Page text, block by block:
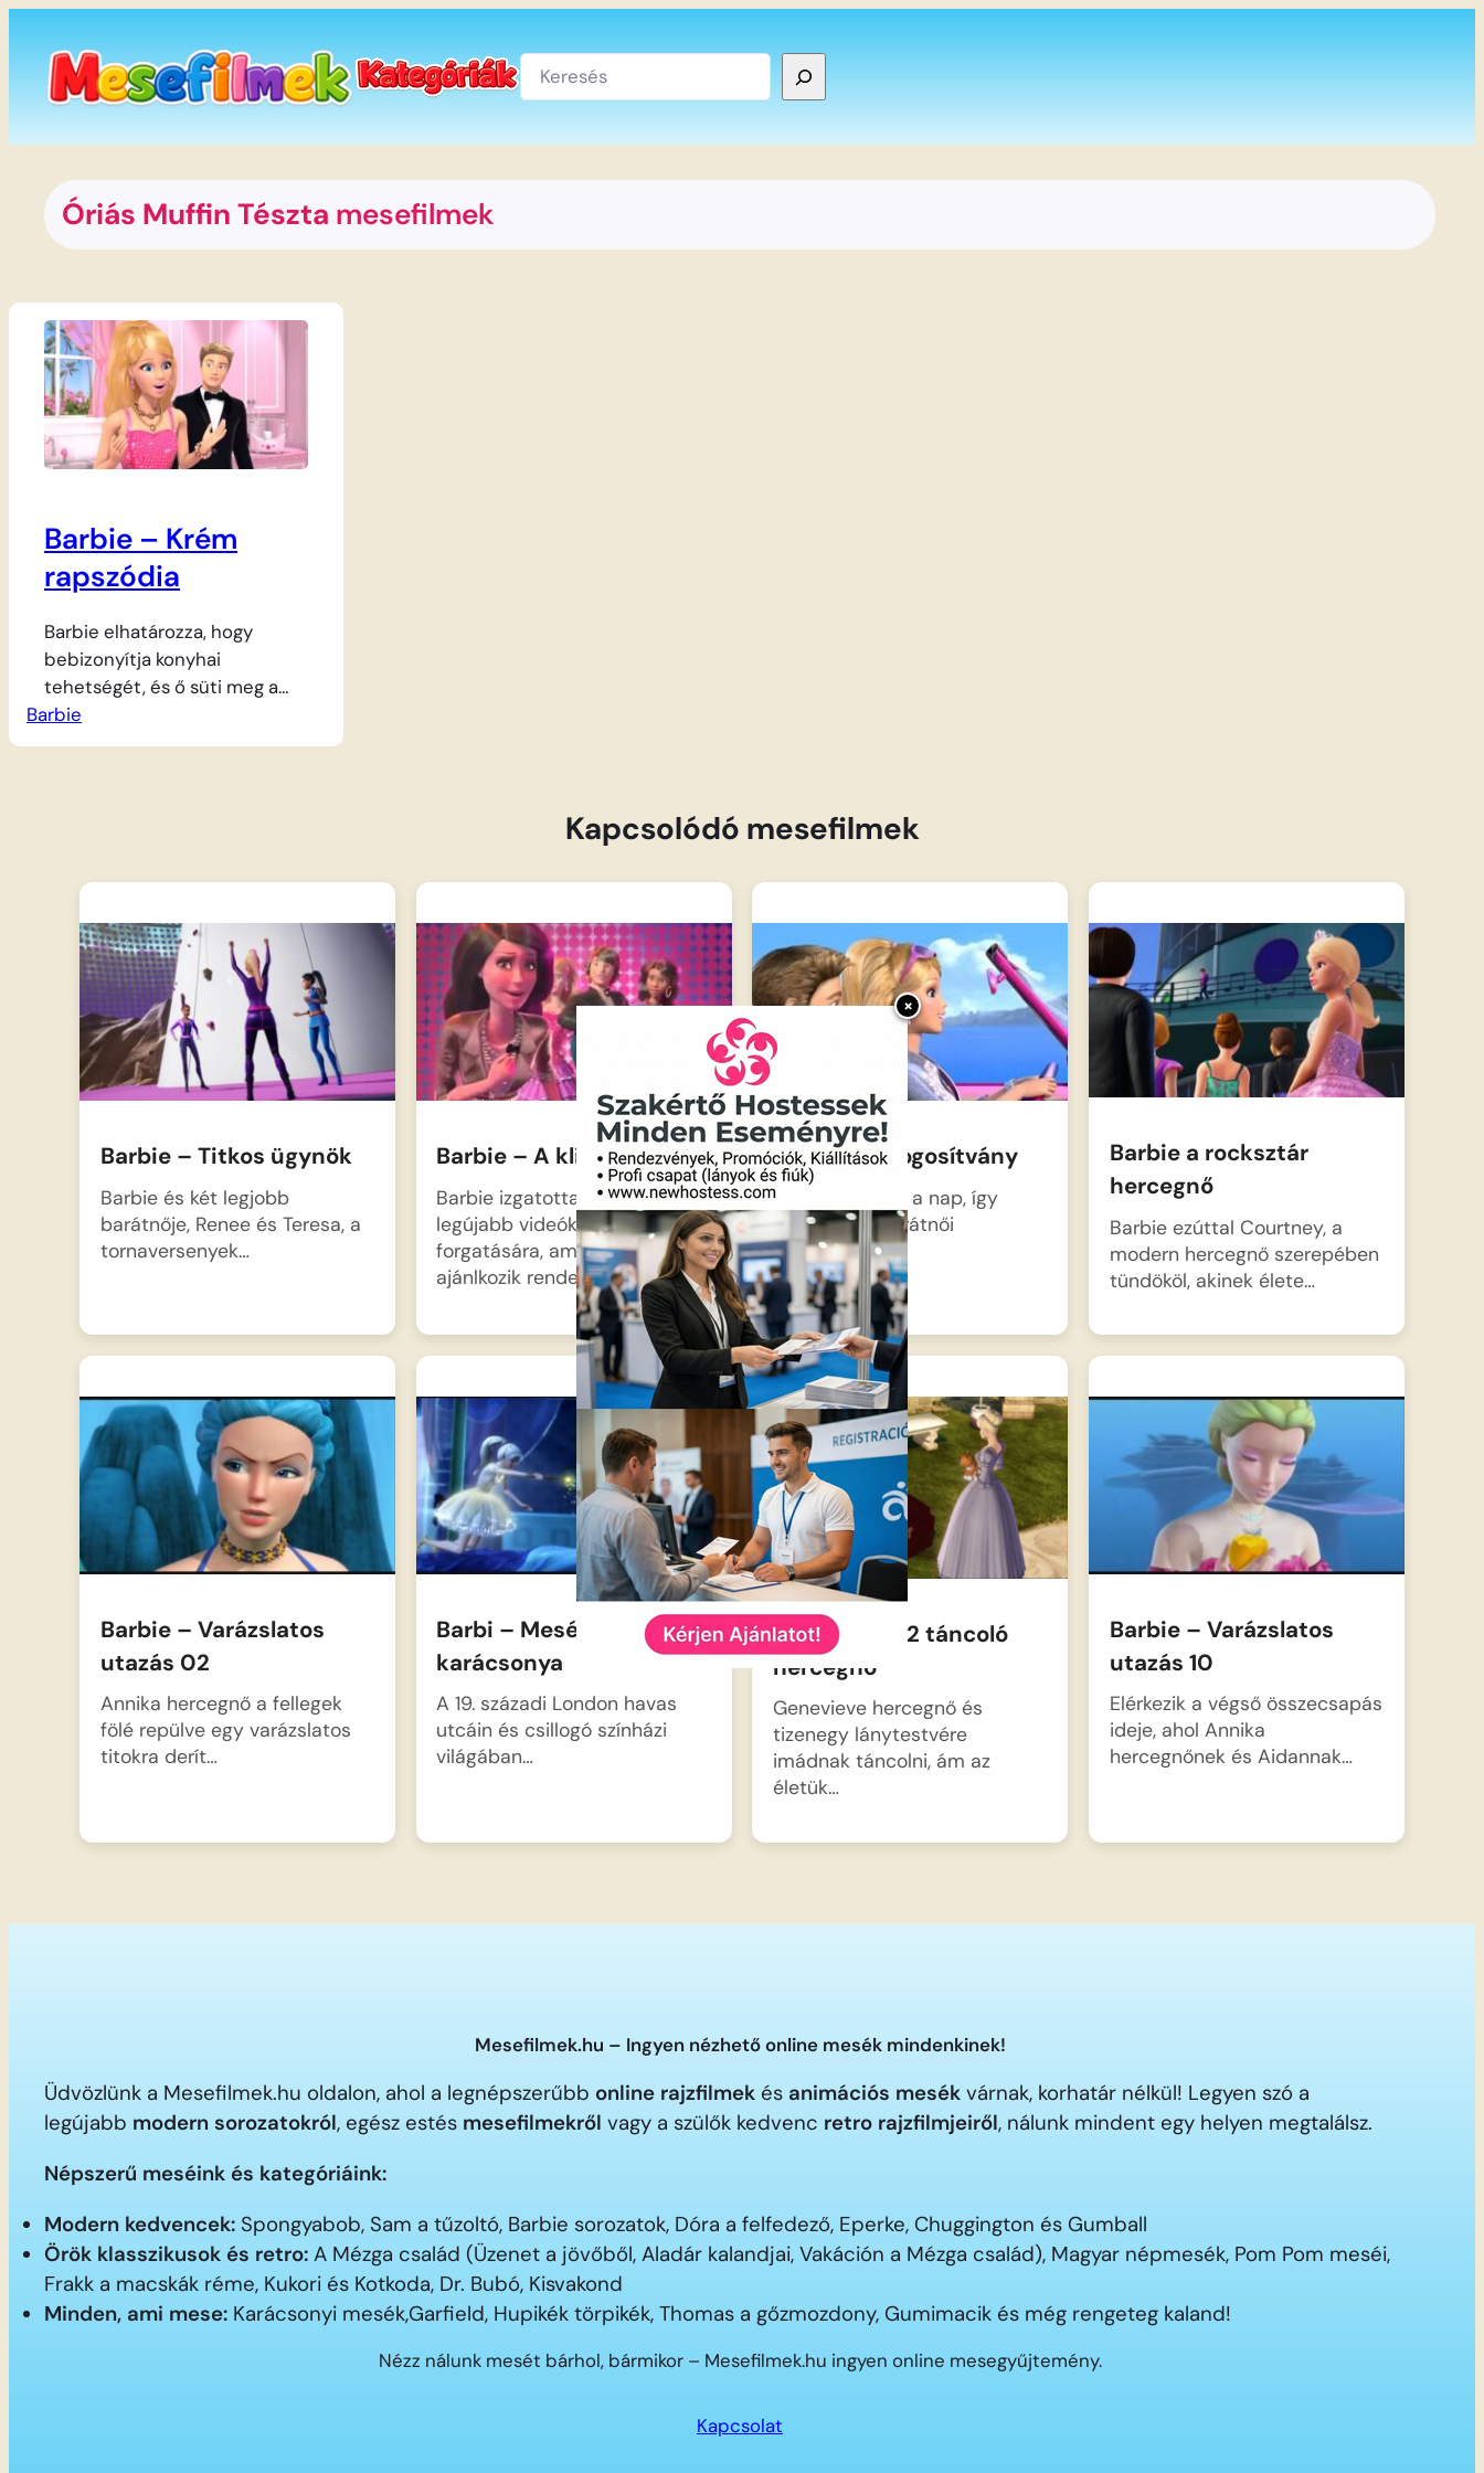
×
tartalomhoz
Keresés
Óriás Muffin Tészta mesefilmek
Barbie – Krém
rapszódia
Barbie elhatározza, hogy
bebizonyítja konyhai
tehetségét, és ő süti meg a
legfinomabb muffinokat. A
lelkesedés azonban konyhai
önálló életre kel, és
kezd, míg végül az egész
konyhát elönti a hatalmas,
ragacsos massza. Barbie-nak
és testvéreinek szó szerint át…
Barbie
Kapcsolódó mesefilmek
Barbie – Titkos ügynök
Barbie és két legjobb
barátnője, Renee és Teresa, a
tornaversenyek…
Barbie – A klipforgatás
Barbie izgatottan készül
legújabb videóklipjének
forgatására, amelyhez Ryan
ajánlkozik rendezőnek….
Barbie – A jogosítvány
Ragyogóan süt a nap, így
Barbie és a barátnői
elhatározzák,…
Barbie a rocksztár
hercegnő
Barbie ezúttal Courtney, a
modern hercegnő szerepében
tündököl, akinek élete…
Barbie – Varázslatos
utazás 02
Annika hercegnő a fellegek
fölé repülve egy varázslatos
titokra derít…
Barbi – Mesés
karácsonya
A 19. századi London havas
utcáin és csillogó színházi
világában…
Barbie és a 12 táncoló
hercegnő
Genevieve hercegnő és
tizenegy lánytestvére
imádnak táncolni, ám az
életük…
Barbie – Varázslatos
utazás 10
Elérkezik a végső összecsapás
ideje, ahol Annika
hercegnőnek és Aidannak…
Mesefilmek.hu – Ingyen nézhető online mesék mindenkinek!
Üdvözlünk a Mesefilmek.hu oldalon, ahol a legnépszerűbb online rajzfilmek és animációs mesék várnak, korhatár nélkül! Legyen szó a
legújabb modern sorozatokról, egész estés mesefilmekről vagy a szülők kedvenc retro rajzfilmjeiről, nálunk mindent egy helyen megtalálsz.
Népszerű meséink és kategóriáink:
Modern kedvencek: Spongyabob, Sam a tűzoltó, Barbie sorozatok, Dóra a felfedező, Eperke, Chuggington és Gumball
Örök klasszikusok és retro: A Mézga család (Üzenet a jövőből, Aladár kalandjai, Vakáción a Mézga család), Magyar népmesék, Pom Pom meséi,
Frakk a macskák réme, Kukori és Kotkoda, Dr. Bubó, Kisvakond
Minden, ami mese: Karácsonyi mesék,Garfield, Hupikék törpikék, Thomas a gőzmozdony, Gumimacik és még rengeteg kaland!
Nézz nálunk mesét bárhol, bármikor – Mesefilmek.hu ingyen online mesegyűjtemény.
Kapcsolat